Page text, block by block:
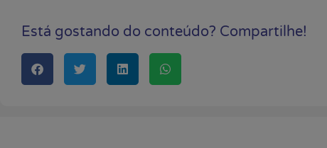
Está gostando do conteúdo? Compartilhe!